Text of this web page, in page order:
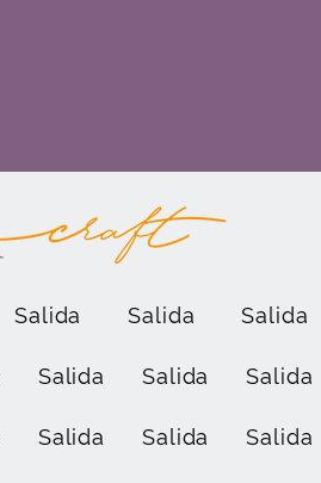
Salida Salida Salida
Salida Salida Salida
Salida Salida Salida